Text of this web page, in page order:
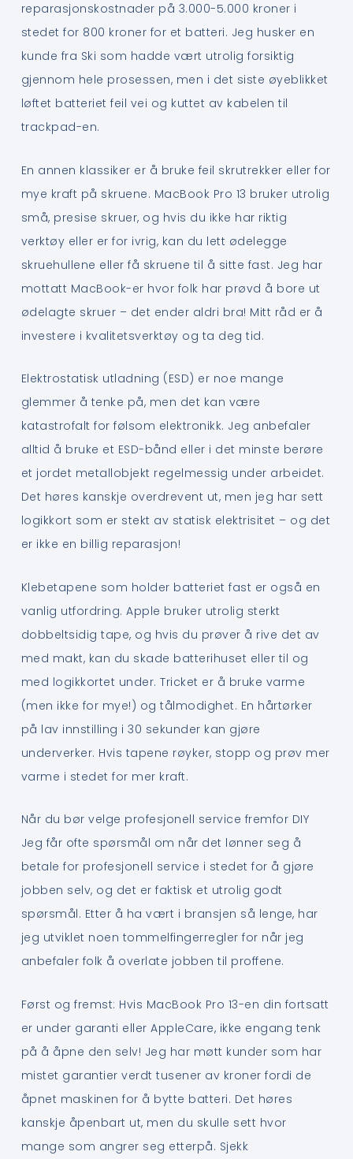
reparasjonskostnader på 3.000-5.000 kroner i
stedet for 800 kroner for et batteri. Jeg husker en
kunde fra Ski som hadde vært utrolig forsiktig
gjennom hele prosessen, men i det siste øyeblikket
løftet batteriet feil vei og kuttet av kabelen til
trackpad-en.
En annen klassiker er å bruke feil skrutrekker eller for
mye kraft på skruene. MacBook Pro 13 bruker utrolig
små, presise skruer, og hvis du ikke har riktig
verktøy eller er for ivrig, kan du lett ødelegge
skruehullene eller få skruene til å sitte fast. Jeg har
mottatt MacBook-er hvor folk har prøvd å bore ut
ødelagte skruer – det ender aldri bra! Mitt råd er å
investere i kvalitetsverktøy og ta deg tid.
Elektrostatisk utladning (ESD) er noe mange
glemmer å tenke på, men det kan være
katastrofalt for følsom elektronikk. Jeg anbefaler
alltid å bruke et ESD-bånd eller i det minste berøre
et jordet metallobjekt regelmessig under arbeidet.
Det høres kanskje overdrevent ut, men jeg har sett
logikkort som er stekt av statisk elektrisitet – og det
er ikke en billig reparasjon!
Klebetapene som holder batteriet fast er også en
vanlig utfordring. Apple bruker utrolig sterkt
dobbeltsidig tape, og hvis du prøver å rive det av
med makt, kan du skade batterihuset eller til og
med logikkortet under. Tricket er å bruke varme
(men ikke for mye!) og tålmodighet. En hårtørker
på lav innstilling i 30 sekunder kan gjøre
underverker. Hvis tapene røyker, stopp og prøv mer
varme i stedet for mer kraft.
Når du bør velge profesjonell service fremfor DIY
Jeg får ofte spørsmål om når det lønner seg å
betale for profesjonell service i stedet for å gjøre
jobben selv, og det er faktisk et utrolig godt
spørsmål. Etter å ha vært i bransjen så lenge, har
jeg utviklet noen tommelfingerregler for når jeg
anbefaler folk å overlate jobben til proffene.
Først og fremst: Hvis MacBook Pro 13-en din fortsatt
er under garanti eller AppleCare, ikke engang tenk
på å åpne den selv! Jeg har møtt kunder som har
mistet garantier verdt tusener av kroner fordi de
åpnet maskinen for å bytte batteri. Det høres
kanskje åpenbart ut, men du skulle sett hvor
mange som angrer seg etterpå. Sjekk